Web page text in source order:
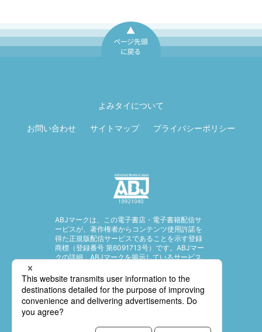
よみタイについて
お問い合わせ サイトマップ プライバシーポリシー
ABJマークは、この電子書店・電子書籍配信サ
ービスが、著作権者からコンテンツ使用許諾を
得た正規版配信サービスであることを示す登録
商標（登録番号 第6091713号）です。ABJマー
クの詳細、ABJマークを掲示しているサービス